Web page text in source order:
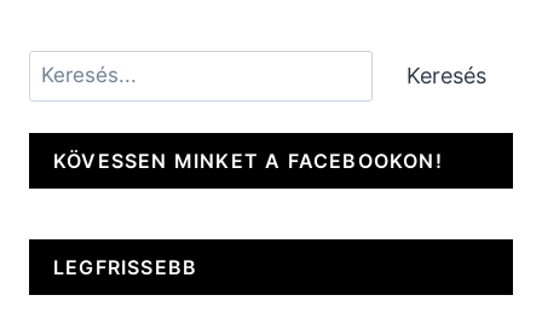
Keresés Keresés
KÖVESSEN MINKET A FACEBOOKON!
LEGFRISSEBB